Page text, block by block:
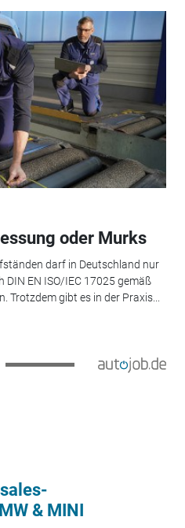
oder Murks
darf in Deutschland nur
EN ISO/IEC 17025 gemäß
gibt es in der Praxis...
& MINI